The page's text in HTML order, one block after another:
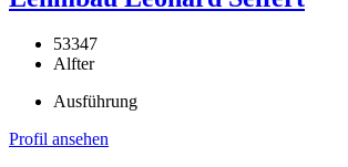
53347
Alfter
Ausführung
Profil ansehen